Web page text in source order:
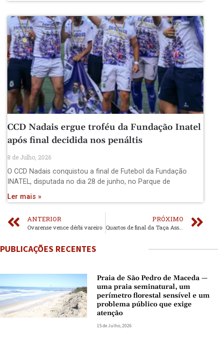
CCD Nadais ergue troféu da Fundação Inatel
após final decidida nos penáltis
8 de Julho, 2026
O CCD Nadais conquistou a final de Futebol da Fundação
INATEL, disputada no dia 28 de junho, no Parque de
Ler mais »
ANTERIOR
Ovarense vence dérbi vareiro
PRÓXIMO
Quartos de final da Taça Associação
PUBLICAÇÕES RECENTES
Praia de São Pedro de Maceda —
uma praia seminatural, um
perímetro florestal sensível e um
problema público que exige
atenção
15 de Julho, 2026